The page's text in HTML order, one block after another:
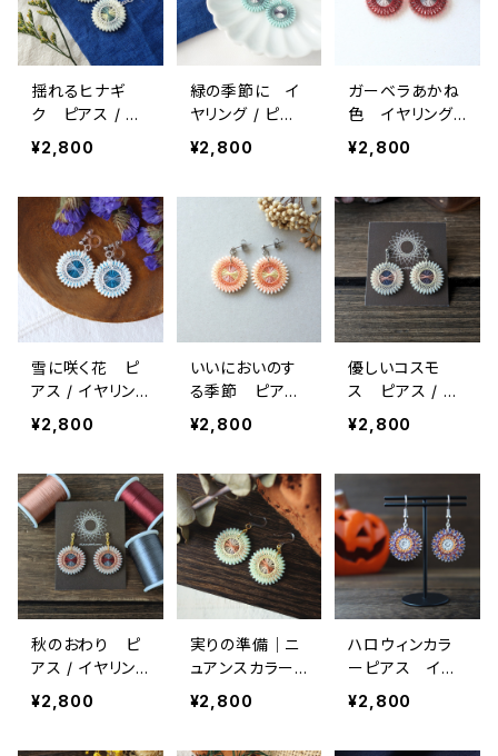
揺れるヒナギ
ク ピアス / イ
ヤリング / ノン
ホールピアス
¥2,800
緑の季節に イ
ヤリング / ピア
ス / ノンホール
ピアス
¥2,800
ガーベラあかね
色 イヤリング /
ピアス / ノンホ
ールピアス
¥2,800
雪に咲く花 ピ
アス / イヤリン
グ / ノンホール
ピアス
¥2,800
いいにおいのす
る季節 ピアス
/ ノンホールピア
ス / イヤリング
¥2,800
優しいコスモ
ス ピアス / イ
ヤリング / ノン
ホールピアス
¥2,800
秋のおわり ピ
アス / イヤリン
グ / ノンホール
ピアス
¥2,800
実りの準備｜ニ
ュアンスカラー
の絹糸イヤリン
グ・秋色・和装に
¥2,800
ハロウィンカラ
ーピアス イヤ
リング / ピアス /
ノンホールピア
¥2,800